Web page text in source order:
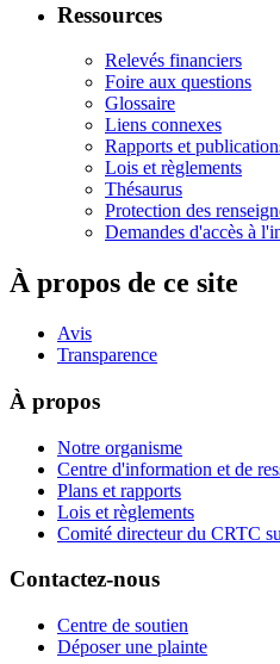
Ressources
Relevés financiers
Foire aux questions
Glossaire
Liens connexes
Rapports et
Lois et règlements
Thésaurus
Protection des
Demandes d'accès à
À propos de ce site
Avis
Transparence
À propos
Notre organisme
Centre d'information et de
Plans et rapports
Lois et règlements
Comité directeur du CRTC
Contactez-nous
Centre de soutien
Déposer une plainte